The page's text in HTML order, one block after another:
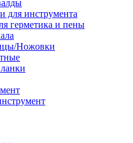
инструмента
герметика и пены
Ножовки